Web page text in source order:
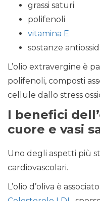
grassi saturi
polifenoli
vitamina E
sostanze
L’olio extravergine è
polifenoli, composti
cellule dallo stress
I benefici
cuore e vasi
Uno degli aspetti più
cardiovascolari.
L’olio d’oliva è